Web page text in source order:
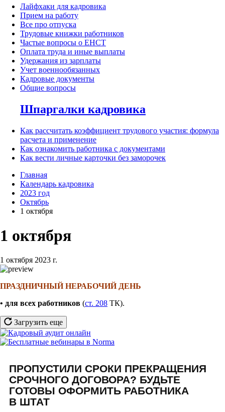
Лайфхаки для кадровика
Прием на работу
Все про отпуска
Трудовые книжки работников
Частые вопросы о ЕНСТ
Оплата труда и иные выплаты
Удержания из зарплаты
Учет военнообязанных
Кадровые документы
Общие вопросы
Шпаргалки кадровика
Как рассчитать коэффициент трудового участия: формула
расчета и применение
Как ознакомить работника с документами
Как вести личные карточки без заморочек
Главная
Календарь кадровика
2023 год
Октябрь
1 октября
1 октября
1 октября 2023 г.
ПРАЗДНИЧНЫЙ НЕРАБОЧИЙ ДЕНЬ
• для всех работников (ст. 208 ТК).
Загрузить еще
ПРОПУСТИЛИ СРОКИ ПРЕКРАЩЕНИЯ
СРОЧНОГО ДОГОВОРА? БУДЬТЕ
ГОТОВЫ ОФОРМИТЬ РАБОТНИКА
В ШТАТ